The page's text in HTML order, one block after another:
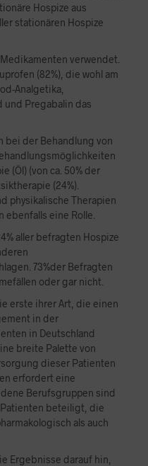
Hospize aus
stationären Hospize
verwendet.
(82%), die wohl am
Analgetika,
und Pregabalin das
bei der Behandlung von
(Öl) (von ca. 50% der
(24%).
physikalische Therapien
eine Rolle.
aller befragten Hospize
73%der Befragten
oder gar nicht.
erste ihrer Art, die einen
in der
in Deutschland
breite Palette von
dieser Patienten
erfordert eine
Berufsgruppen sind
Patienten beteiligt, die
als auch
Ergebnisse darauf hin,